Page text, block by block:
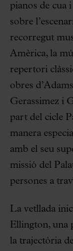
pianos de cua
sobre
recorregut
Amèrica, la
repertori
obres
Gerassimez i
part del cicle
manera
amb el seu
missió del
persones a
La vetllada
Ellington, una
la trajectòria